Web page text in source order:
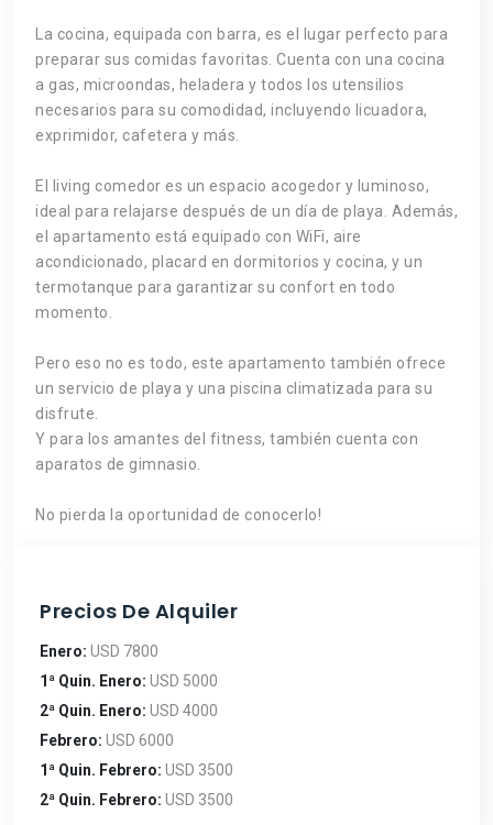
La cocina, equipada con barra, es el lugar perfecto para
preparar sus comidas favoritas. Cuenta con una cocina
a gas, microondas, heladera y todos los utensilios
necesarios para su comodidad, incluyendo licuadora,
exprimidor, cafetera y más.
El living comedor es un espacio acogedor y luminoso,
ideal para relajarse después de un día de playa. Además,
el apartamento está equipado con WiFi, aire
acondicionado, placard en dormitorios y cocina, y un
termotanque para garantizar su confort en todo
momento.
Pero eso no es todo, este apartamento también ofrece
un servicio de playa y una piscina climatizada para su
disfrute.
Y para los amantes del fitness, también cuenta con
aparatos de gimnasio.
No pierda la oportunidad de conocerlo!
Precios De Alquiler
Enero: USD 7800
1ª Quin. Enero: USD 5000
2ª Quin. Enero: USD 4000
Febrero: USD 6000
1ª Quin. Febrero: USD 3500
2ª Quin. Febrero: USD 3500